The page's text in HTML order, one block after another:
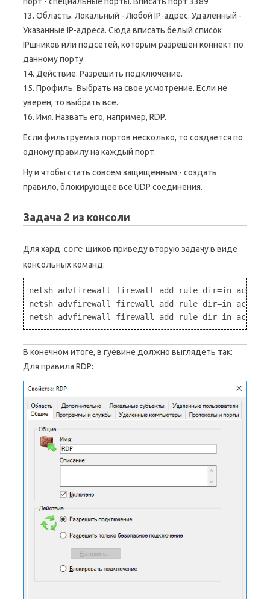
13. Область. Локальный - Любой IP-адрес. Удаленный -
Указанные IP-адреса. Сюда вписать белый список
IPшников или подсетей, которым разрешен коннект по
данному порту
14. Действие. Разрешить подключение.
15. Профиль. Выбрать на свое усмотрение. Если не
уверен, то выбрать все.
16. Имя. Назвать его, например, RDP.
Если фильтруемых портов несколько, то создается по
одному правилу на каждый порт.
Ну и чтобы стать совсем защищенным - создать
правило, блокирующее все UDP соединения.
Задача 2 из консоли
Для хард core щиков приведу вторую задачу в виде
консольных команд:
netsh advfirewall firewall add rule dir=in
netsh advfirewall firewall add rule dir=in
В конечном итоге, в гуёвине должно выглядеть так:
Для правила RDP: